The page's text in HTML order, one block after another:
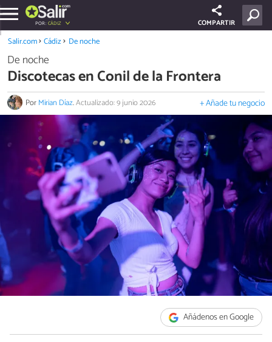
POR: CÁDIZ COMPARTIR
Salir.com Cádiz De noche
De noche
Discotecas en Conil de la Frontera
PorMirian Díaz.Actualizado: 9 junio 2026 + Añade tu negocio
Añádenos en Google